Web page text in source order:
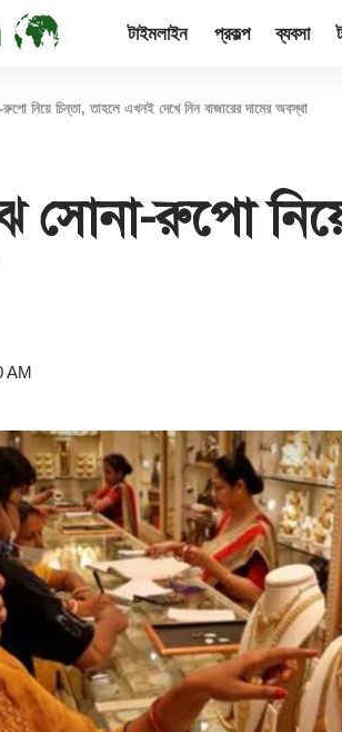
টাইমলাইন প্রকল্প ব্যবসা
নিয়ে চিন্তা, তাহলে এখনই দেখে নিন বাজারের দামের অবস্থা
সোনা-রুপো
AM